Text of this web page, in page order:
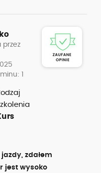
przez
1
zdałem
jest wysoko